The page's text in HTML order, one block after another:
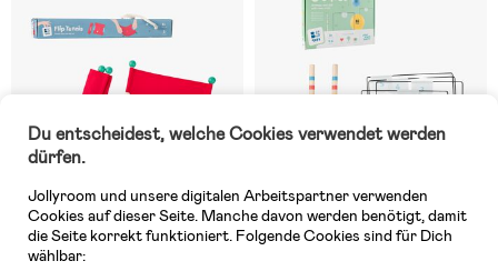
Auf Lager
Du entscheidest, welche Cookies verwendet werden
dürfen.
Jollyroom und unsere digitalen Arbeitspartner verwenden
Cookies auf dieser Seite. Manche davon werden benötigt, damit
die Seite korrekt funktioniert. Folgende Cookies sind für Dich
wählbar: